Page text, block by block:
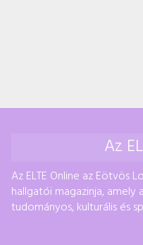
Az
Az ELTE Online az Eötvös
hallgatói magazinja,
tudományos, kulturális és